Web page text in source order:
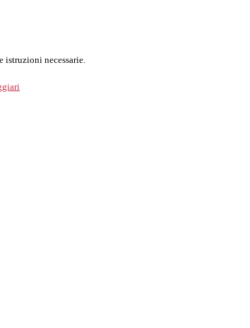
istruzioni necessarie.